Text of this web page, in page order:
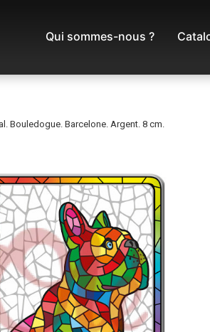
Qui sommes-nous ?
Bouledogue. Barcelone. Argent. 8 cm.